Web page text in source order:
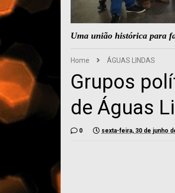
Uma união histórica para
Home ÁGUAS LINDAS
Grupos
de Águas
0 sexta-feira, 30 de junho